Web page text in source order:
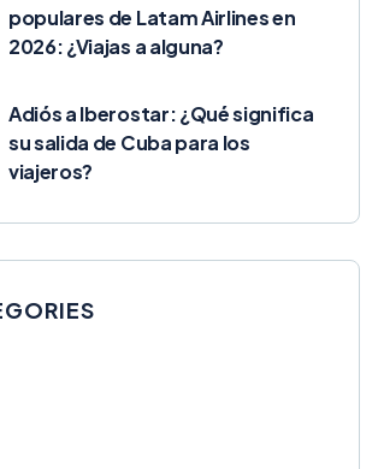
populares de Latam Airlines en
2026: ¿Viajas a alguna?
Adiós a Iberostar: ¿Qué significa
su salida de Cuba para los
viajeros?